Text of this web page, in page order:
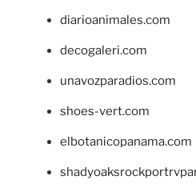
diarioanimales.com
decogaleri.com
unavozparadios.com
shoes-vert.com
elbotanicopanama.com